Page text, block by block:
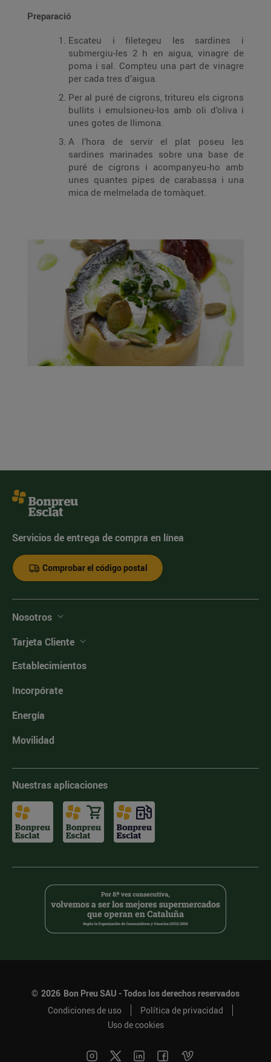
Preparació
Escateu i filetegeu les sardines i
submergiu-les 2 h en aigua, vinagre de
poma i sal. Compteu una part de vinagre
per cada tres d’aigua.
Per al puré de cigrons, tritureu els cigrons
bullits i emulsioneu-los amb oli d’oliva i
unes gotes de llimona.
A l’hora de servir el plat poseu les
sardines marinades sobre una base de
puré de cigrons i acompanyeu-ho amb
unes quantes pipes de carabassa i una
mica de melmelada de tomàquet.
Servicios de entrega de compra en línea
Comprobar el código postal
Nosotros
Tarjeta Cliente
Establecimientos
Incorpórate
Energía
Movilidad
Nuestras aplicaciones
© 2026 Bon Preu SAU - Todos los derechos reservados
Condiciones de uso
Política de privacidad
Uso de cookies